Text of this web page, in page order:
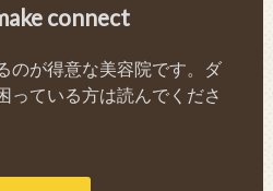
connect
のが得意な美容院です。ダ
っている方は読んでくださ